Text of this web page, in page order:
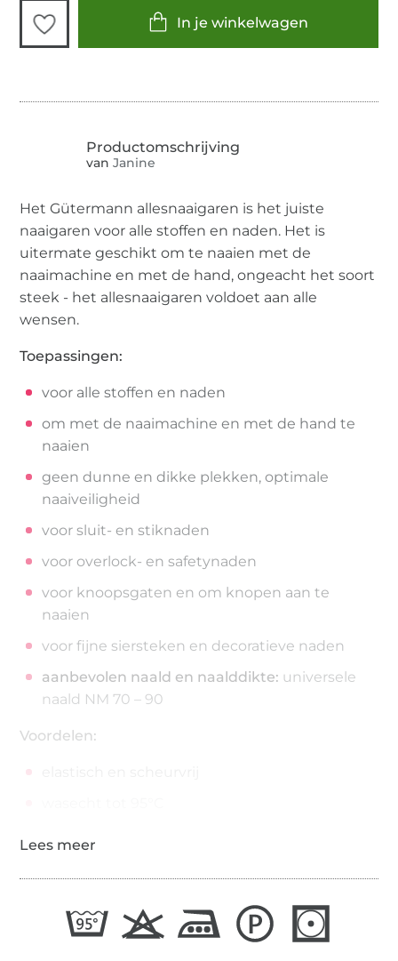
In je winkelwagen
van Janine
Het Gütermann allesnaaigaren is het juiste
naaigaren voor alle stoffen en naden. Het is
uitermate geschikt om te naaien met de
naaimachine en met de hand, ongeacht het soort
steek - het allesnaaigaren voldoet aan alle
wensen.
Toepassingen:
voor alle stoffen en naden
om met de naaimachine en met de hand te
naaien
geen dunne en dikke plekken, optimale
naaiveiligheid
voor sluit- en stiknaden
voor overlock- en safetynaden
voor knoopsgaten en om knopen aan te
naaien
voor fijne siersteken en decoratieve naden
aanbevolen naald en naalddikte: universele
naald NM 70 – 90
Voordelen: